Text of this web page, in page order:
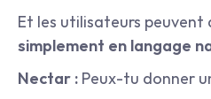
simplement en langage
Nectar : Peux-tu donner